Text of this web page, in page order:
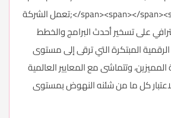
</span><span></span><span></span>&nbsp;تعمل الشركة
على تسخير أحدث البرامج والخطط
الرقمية المبتكرة التي ترقى إلى مستوى
وتتماشى مع المعايير العالمية
كل ما من شئنه النهوض بمستوى